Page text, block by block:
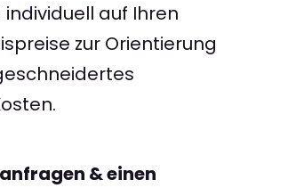
auf Ihren
zur Orientierung
& einen